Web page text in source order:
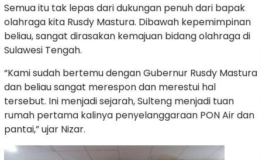
Semua itu tak lepas dari dukungan penuh dari bapak
olahraga kita Rusdy Mastura. Dibawah kepemimpinan
beliau, sangat dirasakan kemajuan bidang olahraga di
Sulawesi Tengah.
“Kami sudah bertemu dengan Gubernur Rusdy Mastura
dan beliau sangat merespon dan merestui hal
tersebut. Ini menjadi sejarah, Sulteng menjadi tuan
rumah pertama kalinya penyelanggaraan PON Air dan
pantai,” ujar Nizar.